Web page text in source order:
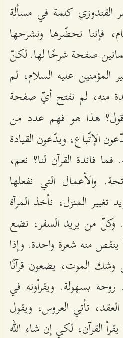
القندوزي كلمة في مسألة
فإننا نحضّرها ونشرحها
صفحة شرحًا لها. لكنّ
المؤمنين عليه السلام، لم
منه، لم نفتح أيّ صفحة
هذا هو فهم عدد من
الإتّباع، ويدّعون القيادة
فائدة القرآن لنا؟ نعم،
والأعمال التي نفعلها
تغيير المنزل، نأخذ المرآة
وكلّ من يريد السفر، نضع
منه شعرة واحدة. وإذا
الموت، يضعون قرآنًا
بسهولة. ويقرأونه في
تأتي العروس، ويقول
القرآن، لكي إن شاء الله